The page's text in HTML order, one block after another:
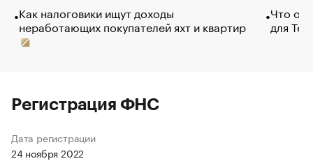
Как налоговики ищут доходы
неработающих покупателей яхт и квартир
Что
для
Регистрация ФНС
Дата регистрации
24 ноября 2022